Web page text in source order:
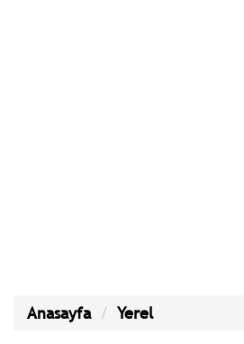
Anasayfa Yerel